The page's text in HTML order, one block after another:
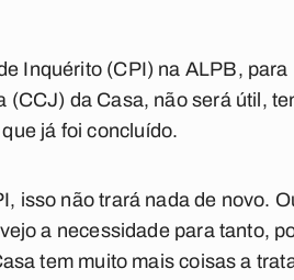
Inquérito (CPI) na ALPB, para
da Casa, não será útil,
já foi concluído.
isso não trará nada de novo.
a necessidade para tanto,
tem muito mais coisas a